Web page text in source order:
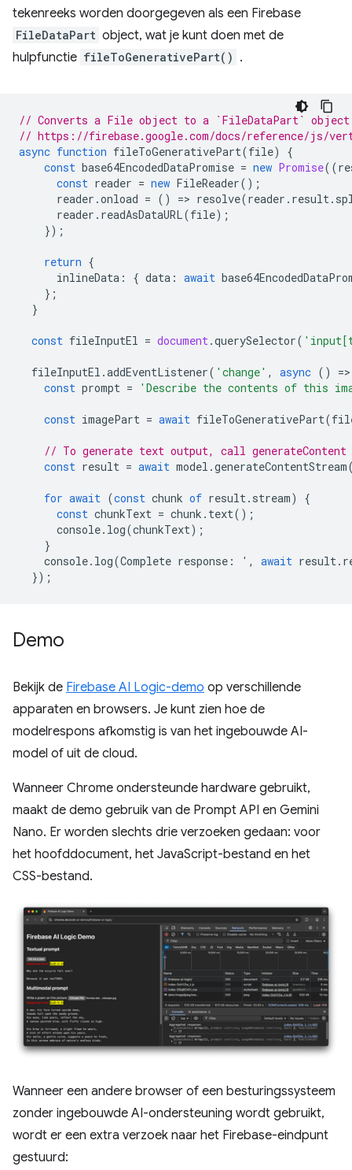
tekenreeks worden doorgegeven als een Firebase
FileDataPart object, wat je kunt doen met de
hulpfunctie fileToGenerativePart() .
// Converts a File object to a `FileDataPart`
// https://firebase.google.com/docs/reference/js/
async function fileToGenerativePart(file)
{
const base64EncodedDataPromise = new Promise((
const reader = new FileReader();
reader .onload = () => resolve(reader . result.
reader . readAsDataURL(file);
});
return {
inlineData : { data : await
};
}
const fileInputEl = document.querySelector(
fileInputEl .addEventListener( 'change' , async () =>
const prompt = 'Describe the contents of this
const imagePart = await fileToGenerativePart(
// To generate text output, call
const result = await model .generateContentStream
for await (const chunk of result. stream)
{
const chunkText = chunk . text();
console. log(chunkText);
}
console. log(Complete response : ' , await result.
});
Demo
Bekijk de Firebase AI Logic-demo op verschillende
apparaten en browsers. Je kunt zien hoe de
modelrespons afkomstig is van het ingebouwde AI-
model of uit de cloud.
Wanneer Chrome ondersteunde hardware gebruikt,
maakt de demo gebruik van de Prompt API en Gemini
Nano. Er worden slechts drie verzoeken gedaan: voor
het hoofddocument, het JavaScript-bestand en het
CSS-bestand.
Wanneer een andere browser of een besturingssysteem
zonder ingebouwde AI-ondersteuning wordt gebruikt,
wordt er een extra verzoek naar het Firebase-eindpunt
gestuurd: